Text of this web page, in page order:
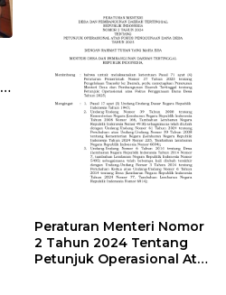
Peraturan Menteri Nomor
2 Tahun 2024 Tentang
Petunjuk Operasional Atas